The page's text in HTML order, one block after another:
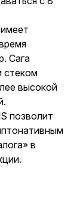
Сага
стеком
высокой
позволит
в